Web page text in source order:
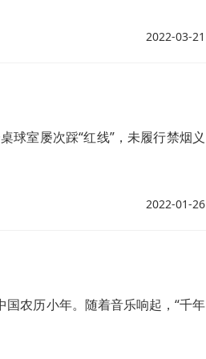
2022-03-21
室屡次踩“红线”，未履行禁烟义
2022-01-26
农历小年。随着音乐响起，“千年